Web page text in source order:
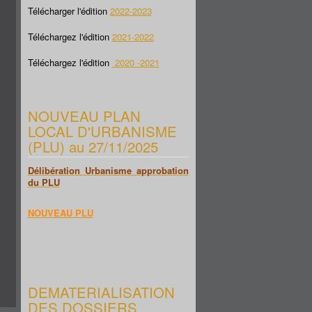
Télécharger l'édition 2022-2023
Téléchargez l'édition 2021-2022
Téléchargez l'édition 2020 -2021
NOUVEAU PLAN
LOCAL D'URBANISME
(PLU) au 27/11/2025
Délibération Urbanisme approbation
du PLU
NOUVEAU PLU
DEMATERIALISATION
DES DOSSIERS